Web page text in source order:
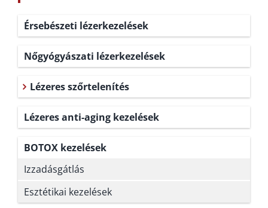
Érsebészeti lézerkezelések
Nőgyógyászati lézerkezelések
Lézeres szőrtelenítés
Lézeres anti-aging kezelések
BOTOX kezelések
Izzadásgátlás
Esztétikai kezelések